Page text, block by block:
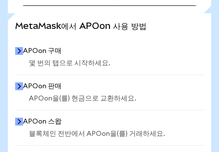
MetaMask에서 APOon 사용 방법
APOon 구매
몇 번의 탭으로 시작하세요.
APOon 판매
APOon을(를) 현금으로 교환하세요.
APOon 스왑
블록체인 전반에서 APOon을(를) 거래하세요.